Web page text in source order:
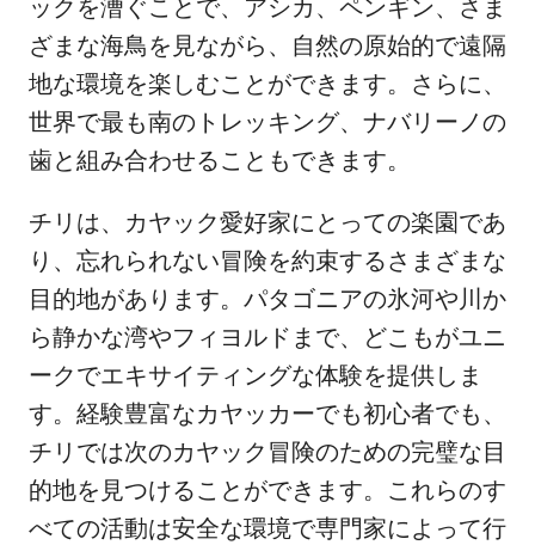
ックを漕ぐことで、アシカ、ペンギン、さま
ざまな海鳥を見ながら、自然の原始的で遠隔
地な環境を楽しむことができます。さらに、
世界で最も南のトレッキング、ナバリーノの
歯と組み合わせることもできます。
チリは、カヤック愛好家にとっての楽園であ
り、忘れられない冒険を約束するさまざまな
目的地があります。パタゴニアの氷河や川か
ら静かな湾やフィヨルドまで、どこもがユニ
ークでエキサイティングな体験を提供しま
す。経験豊富なカヤッカーでも初心者でも、
チリでは次のカヤック冒険のための完璧な目
的地を見つけることができます。これらのす
べての活動は安全な環境で専門家によって行